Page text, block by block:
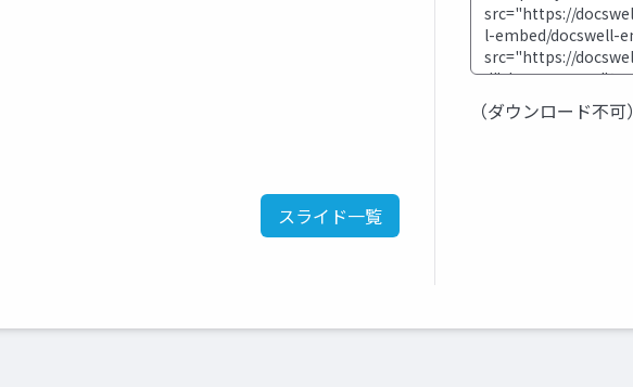
スライド一覧
（ダウンロード不可）